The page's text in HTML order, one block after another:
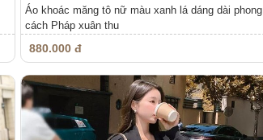
Áo khoác măng tô nữ màu xanh lá dáng dài phong
cách Pháp xuân thu
880.000 đ